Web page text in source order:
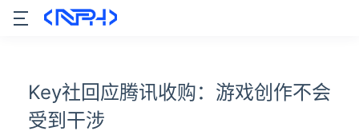
Key社回应腾讯收购：游戏创作不会
受到干涉